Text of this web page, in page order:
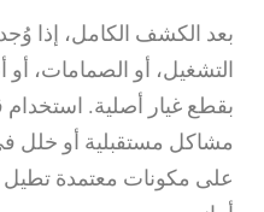
بعد الكشف الكامل، إذا
التشغيل، أو الصمامات، أو
بقطع غيار أصلية.
مشاكل مستقبلية أو خلل في
على مكونات معتمدة